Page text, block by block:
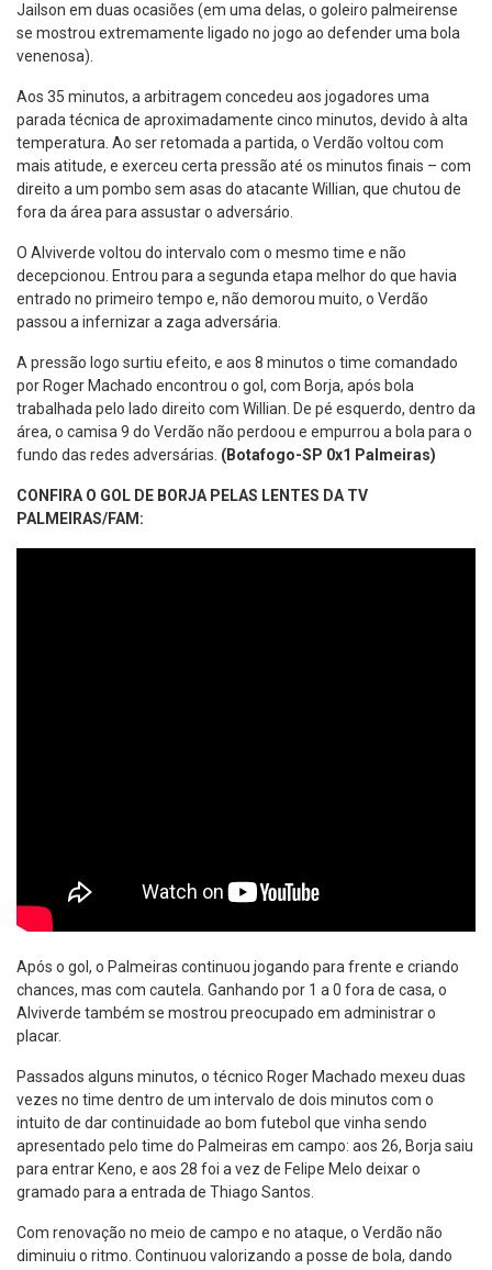
Jailson em duas ocasiões (em uma delas, o goleiro palmeirense
se mostrou extremamente ligado no jogo ao defender uma bola
venenosa).
Aos 35 minutos, a arbitragem concedeu aos jogadores uma
parada técnica de aproximadamente cinco minutos, devido à alta
temperatura. Ao ser retomada a partida, o Verdão voltou com
mais atitude, e exerceu certa pressão até os minutos finais – com
direito a um pombo sem asas do atacante Willian, que chutou de
fora da área para assustar o adversário.
O Alviverde voltou do intervalo com o mesmo time e não
decepcionou. Entrou para a segunda etapa melhor do que havia
entrado no primeiro tempo e, não demorou muito, o Verdão
passou a infernizar a zaga adversária.
A pressão logo surtiu efeito, e aos 8 minutos o time comandado
por Roger Machado encontrou o gol, com Borja, após bola
trabalhada pelo lado direito com Willian. De pé esquerdo, dentro da
área, o camisa 9 do Verdão não perdoou e empurrou a bola para o
fundo das redes adversárias. (Botafogo-SP 0x1 Palmeiras)
CONFIRA O GOL DE BORJA PELAS LENTES DA TV
PALMEIRAS/FAM:
Após o gol, o Palmeiras continuou jogando para frente e criando
chances, mas com cautela. Ganhando por 1 a 0 fora de casa, o
Alviverde também se mostrou preocupado em administrar o
placar.
Passados alguns minutos, o técnico Roger Machado mexeu duas
vezes no time dentro de um intervalo de dois minutos com o
intuito de dar continuidade ao bom futebol que vinha sendo
apresentado pelo time do Palmeiras em campo: aos 26, Borja saiu
para entrar Keno, e aos 28 foi a vez de Felipe Melo deixar o
gramado para a entrada de Thiago Santos.
Com renovação no meio de campo e no ataque, o Verdão não
diminuiu o ritmo. Continuou valorizando a posse de bola, dando